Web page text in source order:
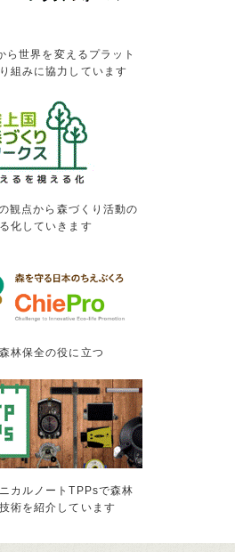
ら世界を変えるプラット
組みに協力しています
観点から森づくり活動の
化していきます
林保全の役に立つ
カルノートTPPsで森林
術を紹介しています